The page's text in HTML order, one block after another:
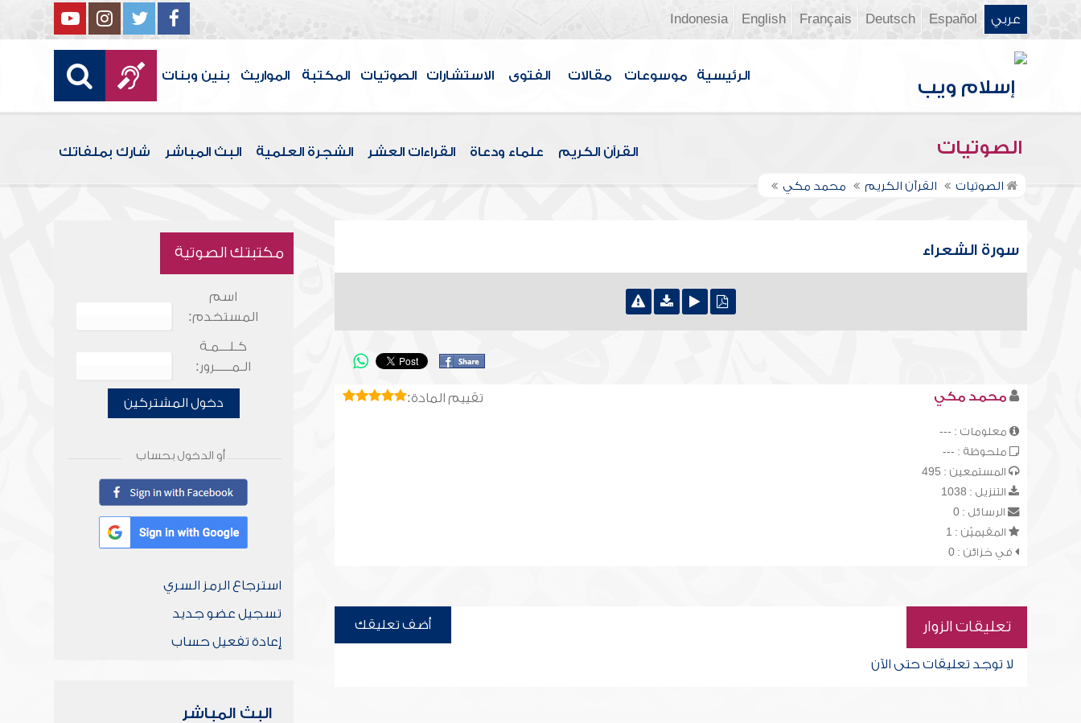
عربي Español
Deutsch
Français
English
Indonesia
الرئيسية موسوعات مقالات الفتوى الاستشارات الصوتيات المكتبة المواريث بنين وبنات
الصوتيات القرآن الكريم علماء ودعاة القراءات العشر الشجرة العلمية البث المباشر شارك بملفاتك
الصوتيات القرآن الكريم محمد مكي
سورة الشعراء
تقييم المادة: محمد مكي
معلومات : ---
ملحوظة : ---
المستمعين : 495
التنزيل : 1038
الرسائل : 0
المقيميّن : 1
في خزائن : 0
تعليقات الزوار أضف تعليقك
لا توجد تعليقات حتى الآن
مكتبتك الصوتية
اسم
المستخدم:
كـلـــمـة
الـمـــــرور:
دخول المشتركين
أو الدخول بحساب
استرجاع الرمز السري
تسجيل عضو جديد
إعادة تفعيل حساب
البث المباشر